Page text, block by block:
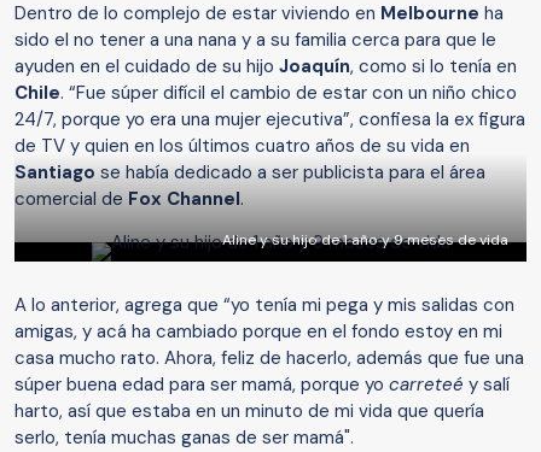
Dentro de lo complejo de estar viviendo en Melbourne ha
sido el no tener a una nana y a su familia cerca para que le
ayuden en el cuidado de su hijo Joaquín, como si lo tenía en
Chile. “Fue súper difícil el cambio de estar con un niño chico
24/7, porque yo era una mujer ejecutiva”, confiesa la ex figura
de TV y quien en los últimos cuatro años de su vida en
Santiago se había dedicado a ser publicista para el área
comercial de Fox Channel.
Aline y su hijo de 1 año y 9 meses de vida
A lo anterior, agrega que “yo tenía mi pega y mis salidas con
amigas, y acá ha cambiado porque en el fondo estoy en mi
casa mucho rato. Ahora, feliz de hacerlo, además que fue una
súper buena edad para ser mamá, porque yo carreteé y salí
harto, así que estaba en un minuto de mi vida que quería
serlo, tenía muchas ganas de ser mamá".